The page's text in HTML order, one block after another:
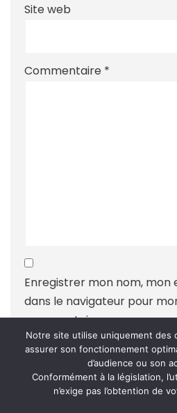
Site web
Commentaire *
Enregistrer mon nom,
dans le navigateur pour
commentaire.
Ce site utilise Akismet pour
Notre site utilise uniquement des
assurer son fonctionnement
d’audience ou son
Conformément à la législation,
n’exige pas l’obtention de